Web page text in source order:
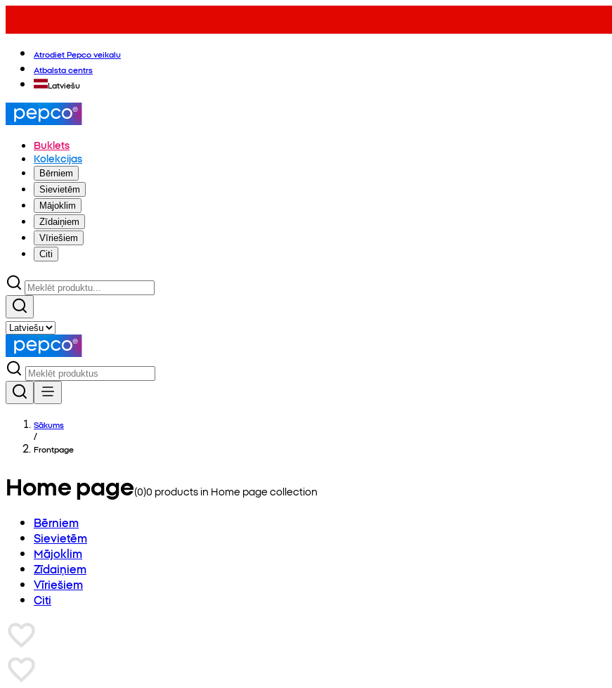
Atrodiet Pepco veikalu
Atbalsta centrs
Latviešu
Buklets
Kolekcijas
Bērniem
Sievietēm
Mājoklim
Zīdaiņiem
Vīriešiem
Citi
Sākums
/
Frontpage
Home page(0)0 products in Home pagecollection
Bērniem
Sievietēm
Mājoklim
Zīdaiņiem
Vīriešiem
Citi